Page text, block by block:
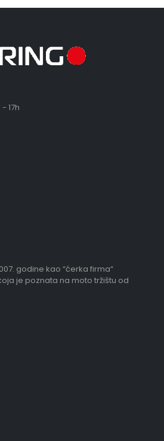
17h
godine kao “ćerka firma“
koja je poznata na moto tržištu od